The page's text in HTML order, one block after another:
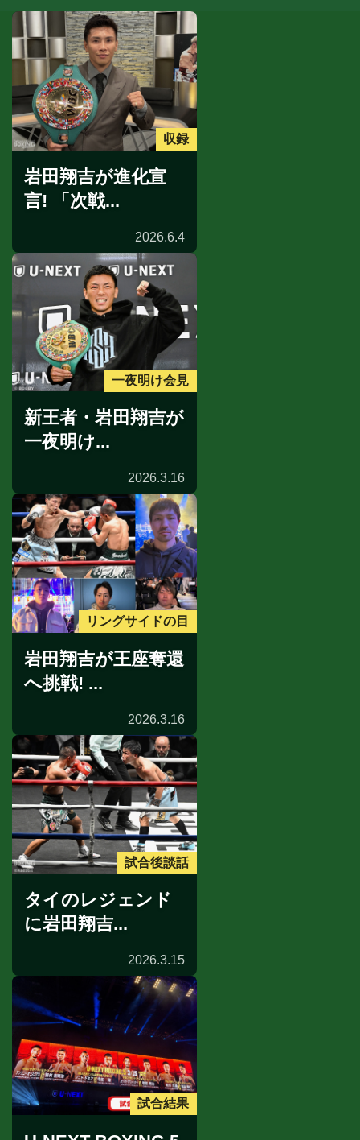
収録
岩田翔吉が進化宣
言! 「次戦...
2026.6.4
一夜明け会見
新王者・岩田翔吉が
一夜明け...
2026.3.16
リングサイドの目
岩田翔吉が王座奪還
へ挑戦! ...
2026.3.16
試合後談話
タイのレジェンド
に岩田翔吉...
2026.3.15
試合結果